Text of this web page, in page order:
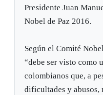
Presidente Juan
Nobel de Paz 2016.
Según el Comité
“debe ser visto como
colombianos que, a
dificultades y abusos,